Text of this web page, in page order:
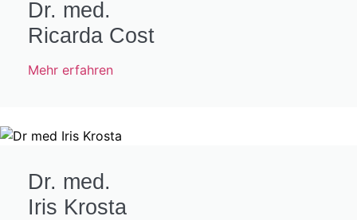
Dr. med.
Ricarda Cost
Mehr erfahren
Dr. med.
Iris Krosta